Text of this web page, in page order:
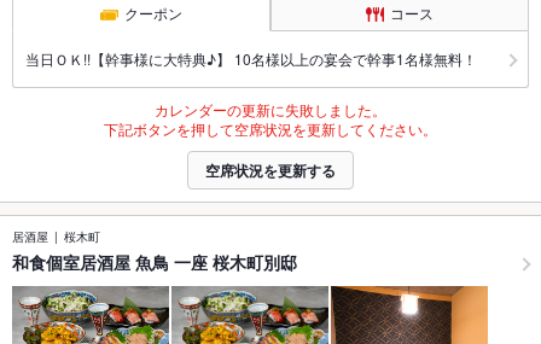
クーポン コース
当日ＯＫ!!【幹事様に大特典♪】 10名様以上の宴会で幹事1名様無料！
カレンダーの更新に失敗しました。
下記ボタンを押して空席状況を更新してください。
空席状況を更新する
居酒屋 桜木町
和食個室居酒屋 魚鳥 一座 桜木町別邸